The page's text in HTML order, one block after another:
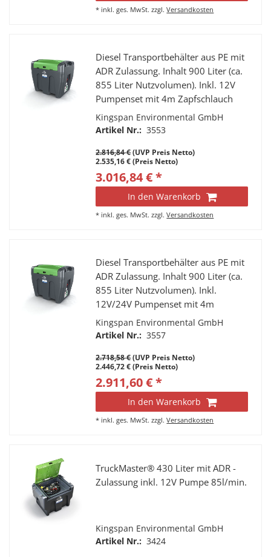
* inkl. ges. MwSt. zzgl.Versandkosten
Diesel Transportbehälter aus PE mit
ADR Zulassung. Inhalt 900 Liter (ca.
855 Liter Nutzvolumen). Inkl. 12V
Pumpenset mit 4m Zapfschlauch
und automatischer Zapfpistole,
abschließbarer Klappdeckel,
Kingspan Environmental GmbH
Artikel Nr.: 3553
2.816,84 €(UVP Preis Netto)
2.535,16 € (Preis Netto)
3.016,84 € *
In den Warenkorb
* inkl. ges. MwSt. zzgl.Versandkosten
Diesel Transportbehälter aus PE mit
ADR Zulassung. Inhalt 900 Liter (ca.
855 Liter Nutzvolumen). Inkl.
12V/24V Pumpenset mit 4m
Zapfschlauch und automatischer
Zapfpistole, abschließbarer
Lampe.
Kingspan Environmental GmbH
Artikel Nr.: 3557
2.718,58 €(UVP Preis Netto)
2.446,72 € (Preis Netto)
2.911,60 € *
In den Warenkorb
* inkl. ges. MwSt. zzgl.Versandkosten
TruckMaster® 430 Liter mit ADR -
Zulassung inkl. 12V Pumpe 85l/min.
Kingspan Environmental GmbH
Artikel Nr.: 3424